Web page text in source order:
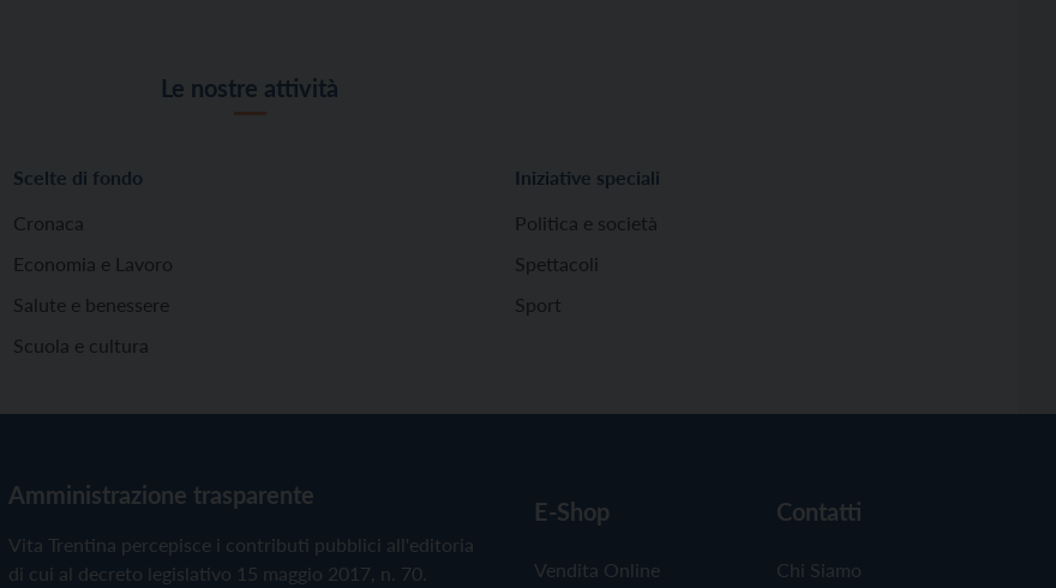
Le nostre attività
Scelte di fondo
Cronaca
Economia e Lavoro
Salute e benessere
Scuola e cultura
Iniziative speciali
Politica e società
Spettacoli
Sport
Amministrazione trasparente
Vita Trentina percepisce i contributi pubblici all'editoria
di cui al decreto legislativo 15 maggio 2017, n. 70.
E-Shop
Vendita Online
Contatti
Chi Siamo